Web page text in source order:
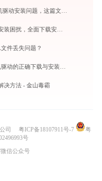
快速解决创想三维CR-2020打印机驱动安装问题，这篇文章告诉你方法
完美解决戴尔1235cn打印机驱动安装困扰，全面下载安装教程
件丢失问题？
详尽教程：松下KX-P2868打印机驱动的正确下载与安装方式
决方法 - 金山毒霸
司 粤ICP备18107911号-7
粤
号
信公众号